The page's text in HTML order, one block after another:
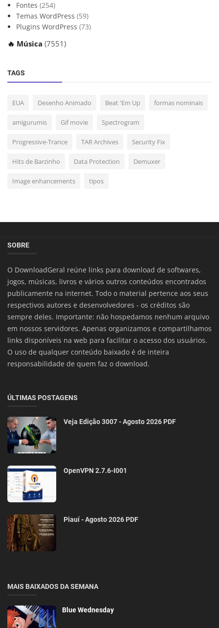
Fontes (254)
Temas WordPress (59)
Plugins WordPress (73)
🔥 Música (7551)
TAGS
EUA Desenho Animado Beat 'Em Up formas nominais
amigurumis Gif movie Spectrogram
Progressive-Trance TAR Archives Security Fix
Hits de Barzinho Data Protection Demuxer
Image enhancements tipos
SOBRE
O DownloadGeral reúne links para download de softwares,
jogos, músicas, livros e vários outros conteúdos encontrados
publicamente na internet. Todo o material pertence aos seus
respectivos autores e desenvolvedores - os créditos são
sempre deles. Importante: não hospedamos nenhum arquivo
em nossos servidores. Apenas organizamos e compartilhamos
links disponíveis na web para facilitar o acesso dos usuários.
O uso de qualquer conteúdo baixado é de inteira
responsabilidade de quem faz o download.
ÚLTIMAS POSTAGENS
Veja Edição 3007 - Agosto 2026 PDF
OpenVPN 2.7.6-I001
Piauí - Agosto 2026 PDF
MAIS BAIXADOS DA SEMANA
Blue Wednesday